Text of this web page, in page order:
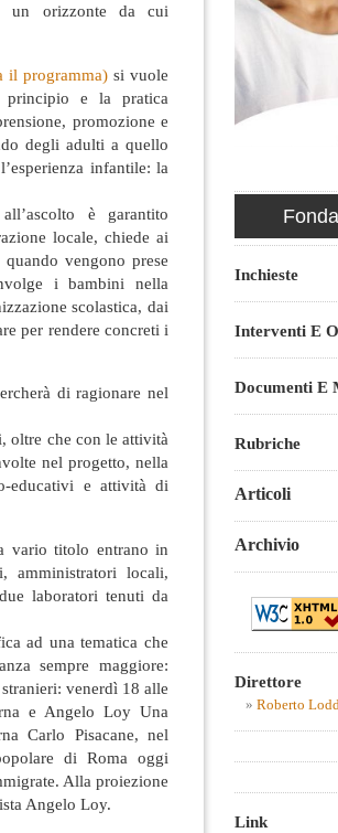
un orizzonte da cui
il programma) si vuole
e la pratica
promozione e
degli adulti a quello
infantile: la
è garantito
locale, chiede ai
vengono prese
i bambini nella
scolastica, dai
per rendere concreti i
di ragionare nel
oltre che con le attività
nel progetto, nella
educativi e attività di
vario titolo entrano in
amministratori locali,
laboratori tenuti da
ad una tematica che
sempre maggiore:
venerdì 18 alle
e Angelo Loy Una
Carlo Pisacane, nel
di Roma oggi
Alla proiezione
Angelo Loy.
Inchieste
Interventi E
Documenti E
Rubriche
Articoli
Archivio
Direttore
Roberto
Link